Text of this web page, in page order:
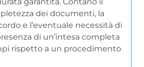
garantita. Contano il
dei documenti, la
e l’eventuale necessità di
di un’intesa completa
rispetto a un procedimento